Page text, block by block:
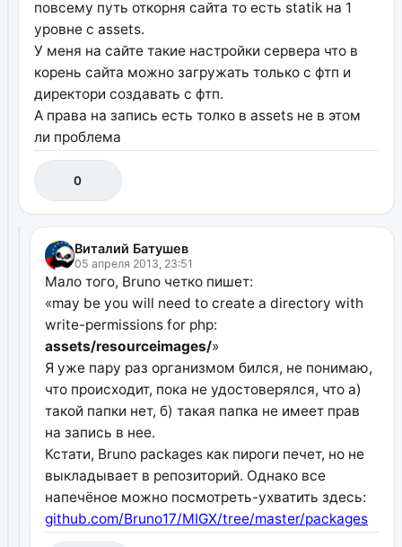
повсему путь откорня сайта то есть statik на 1
уровне с assets.
У меня на сайте такие настройки сервера что в
корень сайта можно загружать только с фтп и
директори создавать с фтп.
А права на запись есть толко в assets не в этом
ли проблема
0
Виталий Батушев
05 апреля 2013, 23:51
Мало того, Bruno четко пишет:
«may be you will need to create a directory with
write-permissions for php:
assets/resourceimages/»
Я уже пару раз организмом бился, не понимаю,
что происходит, пока не удостоверялся, что а)
такой папки нет, б) такая папка не имеет прав
на запись в нее.
Кстати, Bruno packages как пироги печет, но не
выкладывает в репозиторий. Однако все
напечёное можно посмотреть-ухватить здесь:
github.com/Bruno17/MIGX/tree/master/packages